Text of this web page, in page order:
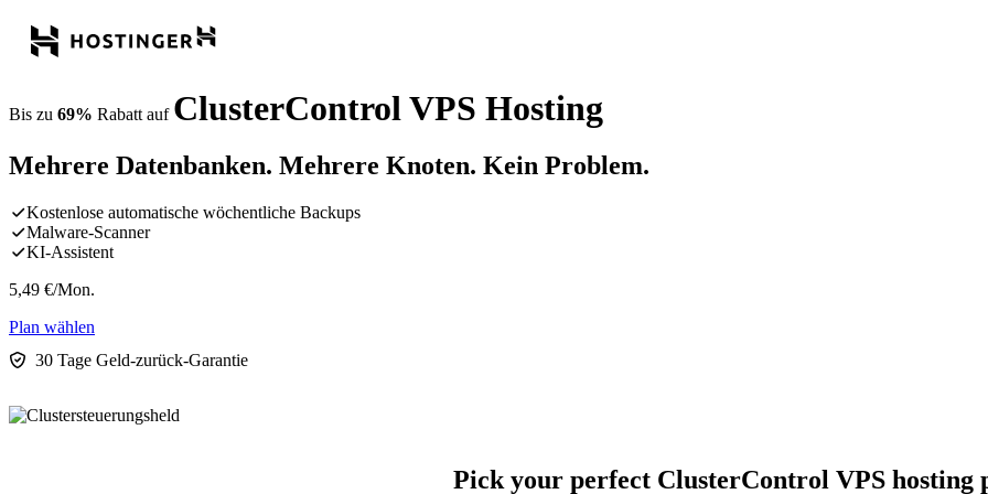
Bis zu 69% Rabatt auf ClusterControl VPS Hosting
Mehrere Datenbanken. Mehrere Knoten. Kein Problem.
Kostenlose automatische wöchentliche Backups
Malware-Scanner
KI-Assistent
5,49 €/Mon.
Plan wählen
30 Tage Geld-zurück-Garantie
Pick your perfect ClusterControl VPS hosting